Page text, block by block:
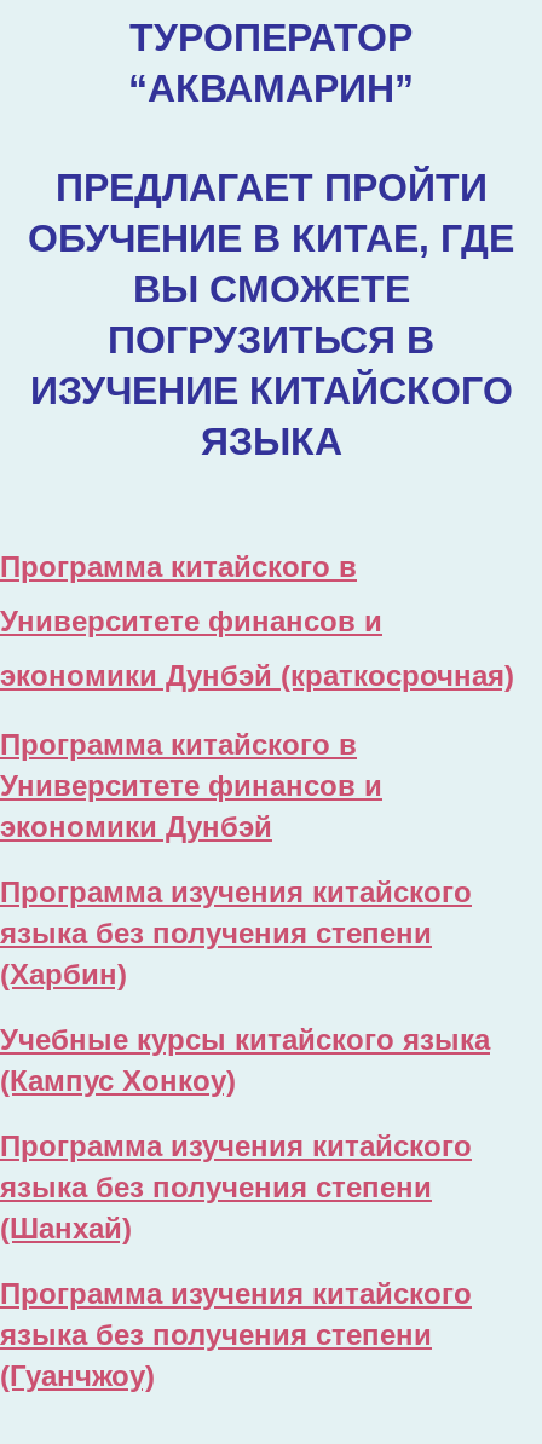
ТУРОПЕРАТОР
“АКВАМАРИН”
ПРЕДЛАГАЕТ ПРОЙТИ
ОБУЧЕНИЕ В КИТАЕ, ГДЕ
ВЫ СМОЖЕТЕ
ПОГРУЗИТЬСЯ В
ИЗУЧЕНИЕ КИТАЙСКОГО
ЯЗЫКА
Программа китайского в
Университете финансов и
экономики Дунбэй (краткосрочная)
Программа китайского в
Университете финансов и
экономики Дунбэй
Программа изучения китайского
языка без получения степени
(Харбин)
Учебные курсы китайского языка
(Кампус Хонкоу)
Программа изучения китайского
языка без получения степени
(Шанхай)
Программа изучения китайского
языка без получения степени
(Гуанчжоу)